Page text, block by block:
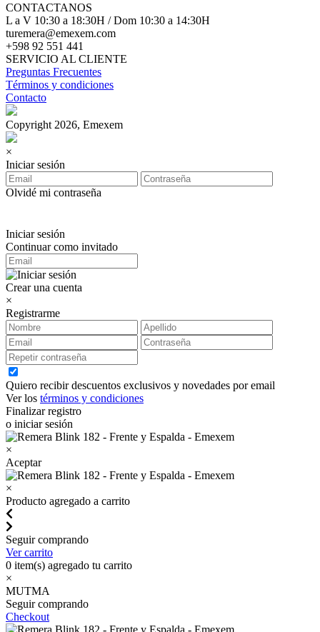
CONTACTANOS
L a V 10:30 a 18:30H / Dom 10:30 a 14:30H
turemera@emexem.com
+598 92 551 441
SERVICIO AL CLIENTE
Preguntas Frecuentes
Términos y condiciones
Contacto
Copyright 2026, Emexem
×
Iniciar sesión
Olvidé mi contraseña
Iniciar sesión
Continuar como invitado
Crear una cuenta
×
Registrarme
Quiero recibir descuentos exclusivos y novedades por email
Ver los términos y condiciones
Finalizar registro
o iniciar sesión
×
Aceptar
×
Producto agregado a carrito
Seguir comprando
Ver carrito
0 item(s) agregado tu carrito
×
MUTMA
Seguir comprando
Checkout